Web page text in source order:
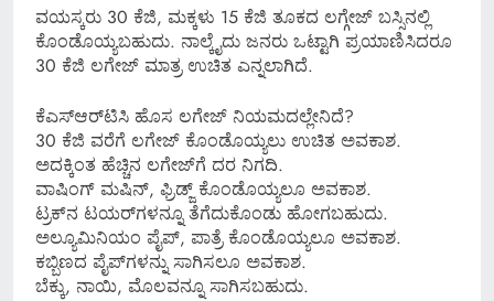
ವಯಸ್ಕರು 30 ಕೆಜಿ, ಮಕ್ಕಳು 15 ಕೆಜಿ ತೂಕದ ಲಗ್ಗೇಜ್ ಬಸ್ಸಿನಲ್ಲಿ
ಕೊಂಡೊಯ್ಯಬಹುದು. ನಾಲ್ಕೈದು ಜನರು ಒಟ್ಟಾಗಿ ಪ್ರಯಾಣಿಸಿದರೂ
30 ಕೆಜಿ ಲಗೇಜ್ ಮಾತ್ರ ಉಚಿತ ಎನ್ನಲಾಗಿದೆ.
ಕೆಎಸ್​ಆರ್​ಟಿಸಿ ಹೊಸ ಲಗೇಜ್ ನಿಯಮದಲ್ಲೇನಿದೆ?
30 ಕೆಜಿ ವರೆಗೆ ಲಗೇಜ್ ಕೊಂಡೊಯ್ಯಲು ಉಚಿತ ಅವಕಾಶ.
ಅದಕ್ಕಿಂತ ಹೆಚ್ಚಿನ ಲಗೇಜ್​ಗೆ ದರ ನಿಗದಿ.
ವಾಷಿಂಗ್ ಮಷಿನ್, ಫ್ರಿಡ್ಜ್ ಕೊಂಡೊಯ್ಯಲೂ ಅವಕಾಶ.
ಟ್ರಕ್​​ನ ಟಯರ್​​​ಗಳನ್ನೂ ತೆಗೆದುಕೊಂಡು ಹೋಗಬಹುದು.
ಅಲ್ಯೂಮಿನಿಯಂ ಪೈಪ್, ಪಾತ್ರೆ ಕೊಂಡೊಯ್ಯಲೂ ಅವಕಾಶ.
ಕಬ್ಬಿಣದ ಪೈಪ್​​ಗಳನ್ನು ಸಾಗಿಸಲೂ ಅವಕಾಶ.
ಬೆಕ್ಕು, ನಾಯಿ, ಮೊಲವನ್ನೂ ಸಾಗಿಸಬಹುದು.